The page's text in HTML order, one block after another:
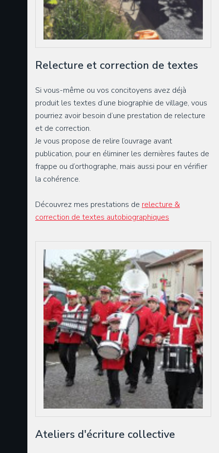
Relecture et correction de textes
Si vous-même ou vos concitoyens avez déjà
produit les textes d’une biographie de village, vous
pourriez avoir besoin d’une prestation de relecture
et de correction.
Je vous propose de relire l’ouvrage avant
publication, pour en éliminer les dernières fautes de
frappe ou d’orthographe, mais aussi pour en vérifier
la cohérence.
Découvrez mes prestations de relecture &
correction de textes autobiographiques
Ateliers d'écriture collective